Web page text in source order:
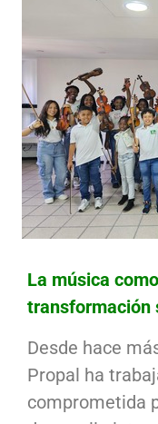
La música
transformación
Desde hace
Propal ha
comprometida